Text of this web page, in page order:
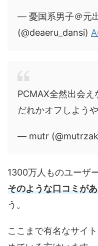
— 憂国系男子＠元
(@deaeru_dansi)
PCMAX全然出会え
だれかオフしよう
— mutr
1300万人ものユーザ
そのような口コミが
う。
ここまで有名なサイ